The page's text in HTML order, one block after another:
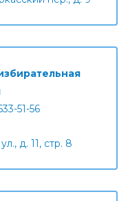
51-56
д. 11, стр. 8